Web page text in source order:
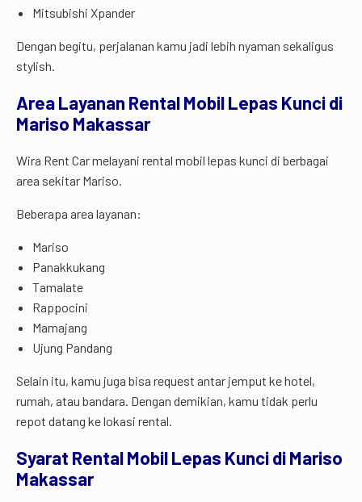
Mitsubishi Xpander
Dengan begitu, perjalanan kamu jadi lebih nyaman sekaligus
stylish.
Area Layanan Rental Mobil Lepas Kunci di
Mariso Makassar
Wira Rent Car melayani rental mobil lepas kunci di berbagai
area sekitar Mariso.
Beberapa area layanan:
Mariso
Panakkukang
Tamalate
Rappocini
Mamajang
Ujung Pandang
Selain itu, kamu juga bisa request antar jemput ke hotel,
rumah, atau bandara. Dengan demikian, kamu tidak perlu
repot datang ke lokasi rental.
Syarat Rental Mobil Lepas Kunci di Mariso
Makassar